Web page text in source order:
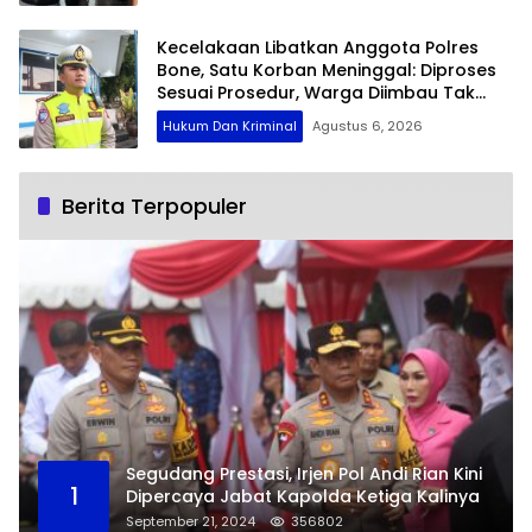
Kecelakaan Libatkan Anggota Polres
Bone, Satu Korban Meninggal: Diproses
Sesuai Prosedur, Warga Diimbau Tak
Berspekulasi
Hukum Dan Kriminal Agustus 6, 2026
Berita Terpopuler
1
Segudang Prestasi, Irjen Pol Andi Rian Kini
Dipercaya Jabat Kapolda Ketiga Kalinya
September 21, 2024 356802